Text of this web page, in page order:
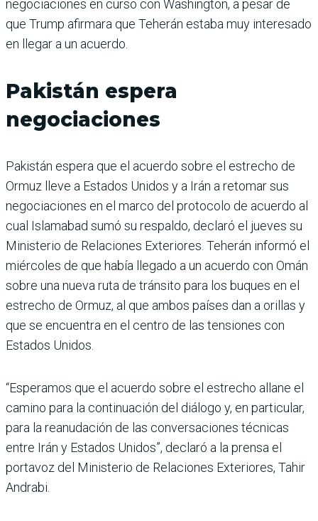
negociaciones en curso con Washington, a pesar de
que Trump afirmara que Teherán estaba muy interesado
en llegar a un acuerdo.
Pakistán espera
negociaciones
Pakistán espera que el acuerdo sobre el estrecho de
Ormuz lleve a Estados Unidos y a Irán a retomar sus
negociaciones en el marco del protocolo de acuerdo al
cual Islamabad sumó su respaldo, declaró el jueves su
Ministerio de Relaciones Exteriores. Teherán informó el
miércoles de que había llegado a un acuerdo con Omán
sobre una nueva ruta de tránsito para los buques en el
estrecho de Ormuz, al que ambos países dan a orillas y
que se encuentra en el centro de las tensiones con
Estados Unidos.
“Esperamos que el acuerdo sobre el estrecho allane el
camino para la continuación del diálogo y, en particular,
para la reanudación de las conversaciones técnicas
entre Irán y Estados Unidos”, declaró a la prensa el
portavoz del Ministerio de Relaciones Exteriores, Tahir
Andrabi.